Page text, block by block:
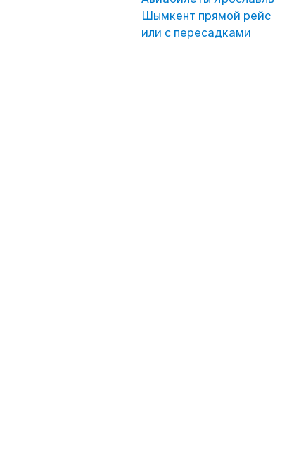
Шымкент прямой рейс
или с пересадками